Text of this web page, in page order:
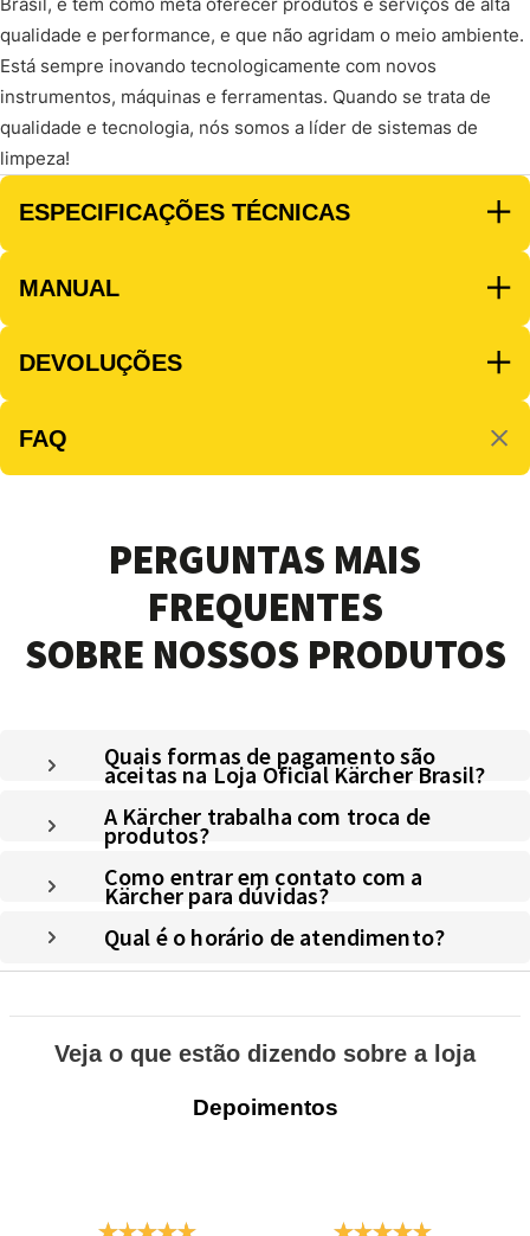
qualidade e performance, e que não agridam o meio ambiente.
Está sempre inovando tecnologicamente com novos
instrumentos, máquinas e ferramentas. Quando se trata de
qualidade e tecnologia, nós somos a líder de sistemas de
limpeza!
ESPECIFICAÇÕES TÉCNICAS
MANUAL
DEVOLUÇÕES
FAQ
PERGUNTAS MAIS
FREQUENTES
SOBRE NOSSOS PRODUTOS
Quais formas de pagamento são
aceitas na Loja Oficial Kärcher Brasil?
A Kärcher trabalha com troca de
produtos?
Como entrar em contato com a
Kärcher para dúvidas?
Qual é o horário de atendimento?
Veja o que estão dizendo sobre a loja
Depoimentos